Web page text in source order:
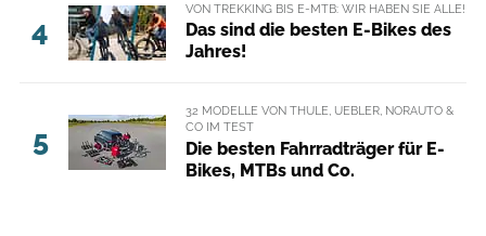
4
VON TREKKING BIS E-MTB: WIR HABEN SIE ALLE!
Das sind die besten E-Bikes des
Jahres!
5
32 MODELLE VON THULE, UEBLER, NORAUTO &
CO IM TEST
Die besten Fahrradträger für E-
Bikes, MTBs und Co.